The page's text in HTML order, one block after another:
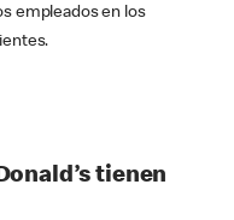
empleados en los
tienen